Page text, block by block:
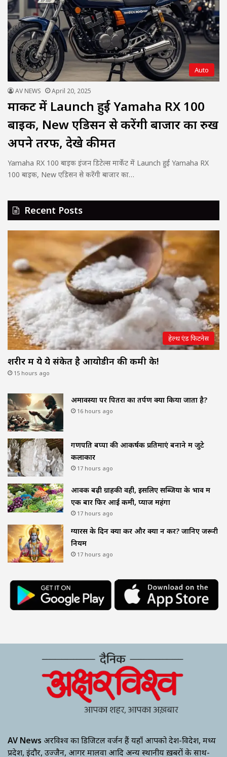
Auto
AV NEWS April 20, 2025
मार्केट में Launch हुई Yamaha RX 100
बाइक, New एडिसन से करेंगी बाजार का रुख
अपने तरफ, देखे कीमत
Yamaha RX 100 बाइक इंजन डिटेल्स मार्केट में Launch हुई Yamaha RX
100 बाइक, New एडिसन से करेंगी बाजार का…
Recent Posts
हेल्थ एंड फिटनेस
शरीर में ये ये संकेत है आयोडीन की कमी के!
15 hours ago
अमावस्या पर पितरों का तर्पण क्यों किया जाता है?
16 hours ago
गणपति बप्पा की आकर्षक प्रतिमाएं बनाने में जुटे
कलाकार
17 hours ago
आवक बढ़ी ग्राहकी वही, इसलिए सब्जियों के भाव में
एक बार फिर आई कमी, प्याज महंगा
17 hours ago
ग्यारस के दिन क्या करें और क्या न करें? जानिए जरूरी
नियम
17 hours ago
AV News अक्षरविश्व का डिजिटल वर्जन हैं यहाँ आपको देश-विदेश, मध्य
प्रदेश, इंदौर, उज्जैन, आगर मालवा आदि अन्य स्थानीय ख़बरों के साथ-